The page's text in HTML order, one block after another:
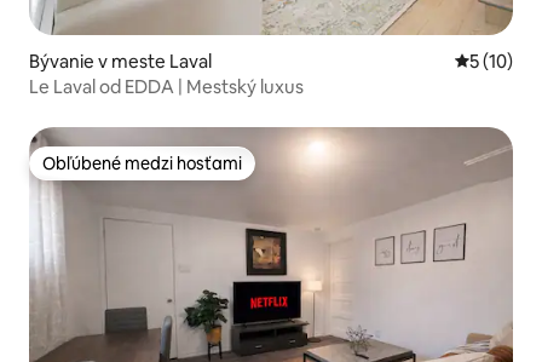
Bývanie v meste Laval
5 (10)
Le Laval od EDDA | Mestský luxus
Obľúbené medzi hosťami
Obľúbené medzi hosťami